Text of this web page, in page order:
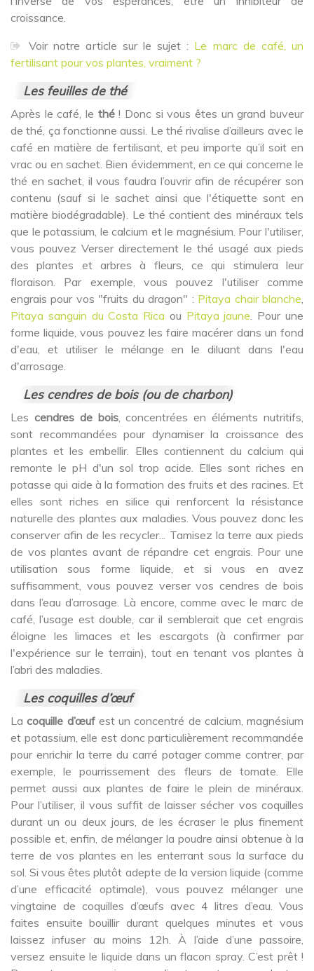
croissance.
Voir notre article sur le sujet : Le marc de café, un
fertilisant pour vos plantes, vraiment ?
Les feuilles de thé
Après le café, le thé! Donc si vous êtes un grand buveur
de thé, ça fonctionne aussi. Le thé rivalise d’ailleurs avec le
café en matière de fertilisant, et peu importe qu’il soit en
vrac ou en sachet. Bien évidemment, en ce qui concerne le
thé en sachet, il vous faudra l’ouvrir afin de récupérer son
contenu (sauf si le sachet ainsi que l'étiquette sont en
matière biodégradable). Le thé contient des minéraux tels
que le potassium, le calcium et le magnésium. Pour l'utiliser,
vous pouvez Verser directement le thé usagé aux pieds
des plantes et arbres à fleurs, ce qui stimulera leur
floraison. Par exemple, vous pouvez l'utiliser comme
engrais pour vos "fruits du dragon" : Pitaya chair blanche
Pitaya sanguin du Costa Rica ou Pitaya jaune . Pour une
forme liquide, vous pouvez les faire macérer dans un fond
d'eau, et utiliser le mélange en le diluant dans l'eau
d'arrosage.
Les cendres de bois (ou de charbon)
Les cendres de bois, concentrées en éléments nutritifs,
sont recommandées pour dynamiser la croissance des
plantes et les embellir. Elles contiennent du calcium qui
remonte le pH d'un sol trop acide. Elles sont riches en
potasse qui aide à la formation des fruits et des racines. Et
elles sont riches en silice qui renforcent la résistance
naturelle des plantes aux maladies. Vous pouvez donc les
conserver afin de les recycler... Tamisez la terre aux pieds
de vos plantes avant de répandre cet engrais. Pour une
utilisation sous forme liquide, et si vous en avez
suffisamment, vous pouvez verser vos cendres de bois
dans l’eau d’arrosage. Là encore, comme avec le marc de
café, l’usage est double, car il semblerait que cet engrais
éloigne les limaces et les escargots (à confirmer par
l'expérience sur le terrain), tout en tenant vos plantes à
l’abri des maladies.
Les coquilles d’œuf
Lacoquille d’œufest un concentré de calcium, magnésium
et potassium, elle est donc particulièrement recommandée
pour enrichir la terre du carré potager comme contrer, par
exemple, le pourrissement des fleurs de tomate. Elle
permet aussi aux plantes de faire le plein de minéraux.
Pour l’utiliser, il vous suffit de laisser sécher vos coquilles
durant un ou deux jours, de les écraser le plus finement
possible et, enfin, de mélanger la poudre ainsi obtenue à la
terre de vos plantes en les enterrant sous la surface du
sol. Si vous êtes plutôt adepte de la version liquide (comme
d’une efficacité optimale), vous pouvez mélanger une
vingtaine de coquilles d’œufs avec 4 litres d’eau. Vous
faites ensuite bouillir durant quelques minutes et vous
laissez infuser au moins 12h. À l’aide d’une passoire,
versez ensuite le liquide dans un flacon spray. C’est prêt !